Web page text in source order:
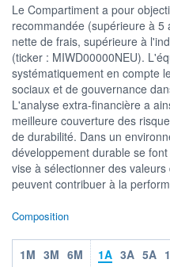
27/10
CATÉGORIE MORNINGSTAR
Actions Secteur Biens
Conso. & Services
FONDS PARTENAIRES
TARIFS PRIVILÉGIÉS
PEA
Non éligible Boursobank
Le Compartiment a pour
recommandée (supérieure à
nette de frais, supérieure à
(ticker : MIWD00000NEU).
systématiquement en compte
sociaux et de gouvernance
L'analyse extra-financière a
meilleure couverture des
de durabilité. Dans un
développement durable se
vise à sélectionner des
peuvent contribuer à la
Composition
1M 3M 6M 1A 3A 5A